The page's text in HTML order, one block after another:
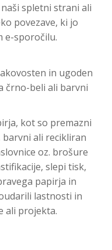
spletni strani ali
povezave, ki jo
e-sporočilu.
in ugoden
črno-beli ali barvni
kot so premazni
ali recikliran
oz. brošure
slepi tisk,
papirja in
lastnosti in
ali projekta.